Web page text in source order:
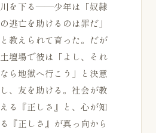
川を下る——少年は「奴隷
の逃亡を助けるのは罪だ」
と教えられて育った。だが
土壇場で彼は「よし、それ
なら地獄へ行こう」と決意
し、友を助ける。社会が教
える『正しさ』と、心が知
る『正しさ』が真っ向から